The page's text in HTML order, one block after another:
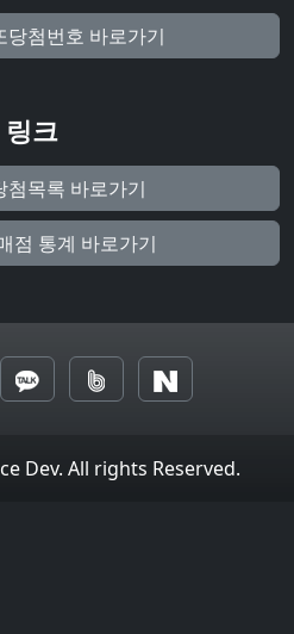
당첨번호 바로가기
크
첨목록 바로가기
점 통계 바로가기
Dev. All rights Reserved.